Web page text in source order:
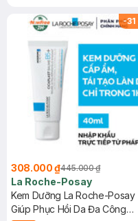
-31
308.000 ₫445.000 ₫
La Roche-Posay
Kem Dưỡng La Roche-Posay
Giúp Phục Hồi Da Đa Công